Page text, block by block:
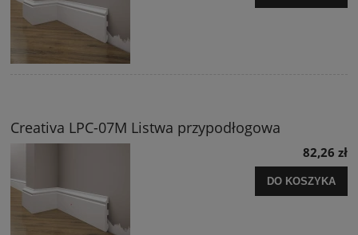
Creativa LPC-07M Listwa przypodłogowa
82,26 zł
DO KOSZYKA